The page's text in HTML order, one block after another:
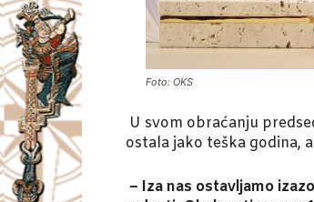
Foto: OKS
U svom obraćanju
ostala jako teška godina,
– Iza nas ostavljamo